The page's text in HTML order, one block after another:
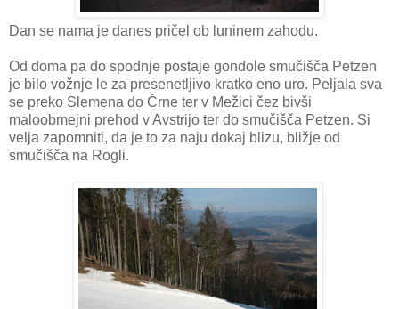
Dan se nama je danes pričel ob luninem zahodu.
Od doma pa do spodnje postaje gondole smučišča Petzen
je bilo vožnje le za presenetljivo kratko eno uro. Peljala sva
se preko Slemena do Črne ter v Mežici čez bivši
maloobmejni prehod v Avstrijo ter do smučišča Petzen. Si
velja zapomniti, da je to za naju dokaj blizu, bližje od
smučišča na Rogli.